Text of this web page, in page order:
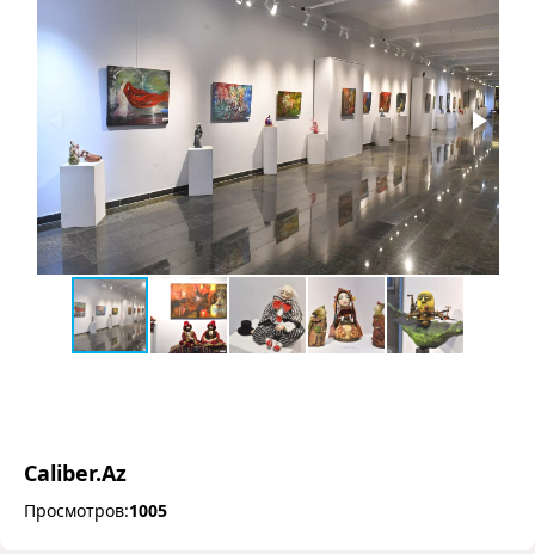
Caliber.Az
Просмотров:1005